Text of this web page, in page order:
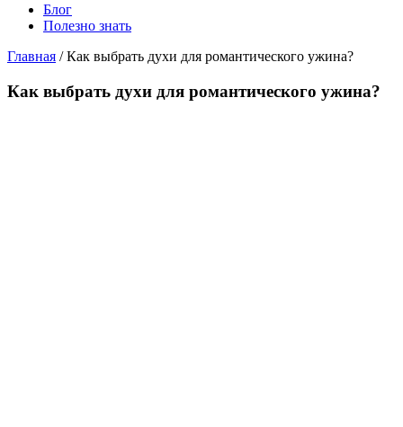
Блог
Полезно знать
Главная / Как выбрать духи для романтического ужина?
Как выбрать духи для романтического ужина?